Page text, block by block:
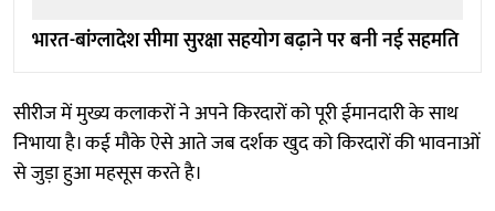
भारत-बांग्लादेश सीमा सुरक्षा सहयोग बढ़ाने पर बनी नई सहमति
सीरीज में मुख्य कलाकरों ने अपने किरदारों को पूरी ईमानदारी के साथ
निभाया है। कई मौके ऐसे आते जब दर्शक खुद को किरदारों की भावनाओं
से जुड़ा हुआ महसूस करते है।